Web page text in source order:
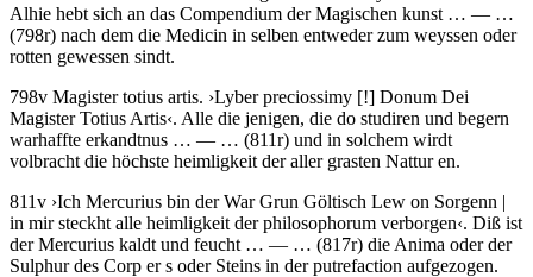
Alhie hebt sich an das Compendium der Magischen kunst … — …
(798r) nach dem die Medicin in selben entweder zum weyssen oder
rotten gewessen sindt.
798v Magister totius artis. ›Lyber preciossimy [!] Donum Dei
Magister Totius Artis‹. Alle die jenigen, die do studiren und begern
warhaffte erkandtnus … — … (811r) und in solchem wirdt
volbracht die höchste heimligkeit der aller grasten Nattur en.
811v ›Ich Mercurius bin der War Grun Göltisch Lew on Sorgenn |
in mir steckht alle heimligkeit der philosophorum verborgen‹. Diß ist
der Mercurius kaldt und feucht … — … (817r) die Anima oder der
Sulphur des Corp er s oder Steins in der putrefaction aufgezogen.